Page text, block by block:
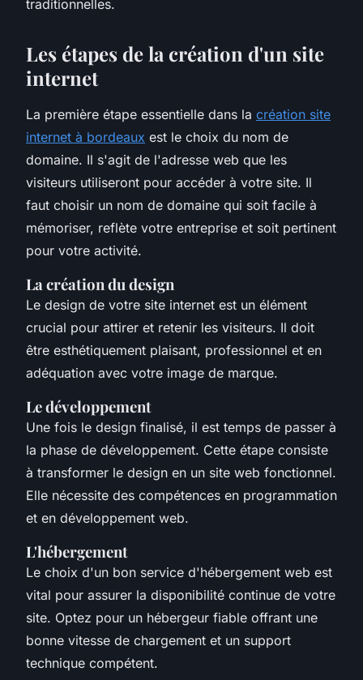
traditionnelles.
Les étapes de la création d'un site
internet
La première étape essentielle dans la création site
internet à bordeaux est le choix du nom de
domaine. Il s'agit de l'adresse web que les
visiteurs utiliseront pour accéder à votre site. Il
faut choisir un nom de domaine qui soit facile à
mémoriser, reflète votre entreprise et soit pertinent
pour votre activité.
La création du design
Le design de votre site internet est un élément
crucial pour attirer et retenir les visiteurs. Il doit
être esthétiquement plaisant, professionnel et en
adéquation avec votre image de marque.
Le développement
Une fois le design finalisé, il est temps de passer à
la phase de développement. Cette étape consiste
à transformer le design en un site web fonctionnel.
Elle nécessite des compétences en programmation
et en développement web.
L'hébergement
Le choix d'un bon service d'hébergement web est
vital pour assurer la disponibilité continue de votre
site. Optez pour un hébergeur fiable offrant une
bonne vitesse de chargement et un support
technique compétent.